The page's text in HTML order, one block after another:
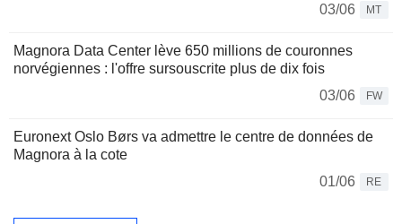
03/06
MT
Magnora Data Center lève 650 millions de couronnes
norvégiennes : l'offre sursouscrite plus de dix fois
03/06
FW
Euronext Oslo Børs va admettre le centre de données de
Magnora à la cote
01/06
RE